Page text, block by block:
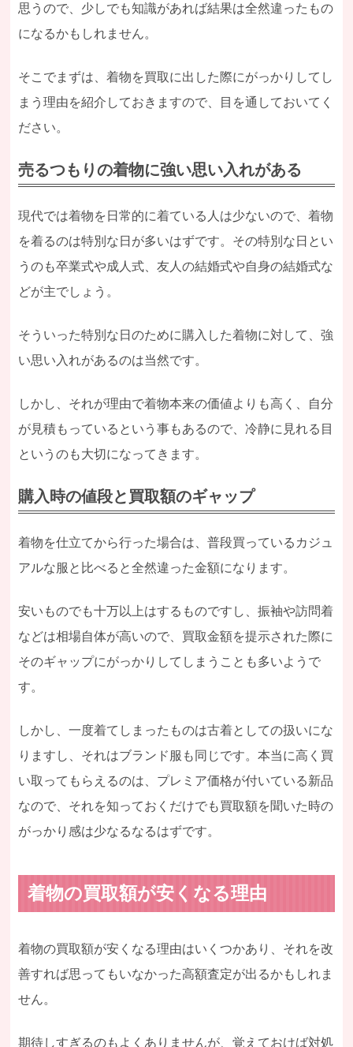
思うので、少しでも知識があれば結果は全然違ったもの
になるかもしれません。
そこでまずは、着物を買取に出した際にがっかりしてし
まう理由を紹介しておきますので、目を通しておいてく
ださい。
売るつもりの着物に強い思い入れがある
現代では着物を日常的に着ている人は少ないので、着物
を着るのは特別な日が多いはずです。その特別な日とい
うのも卒業式や成人式、友人の結婚式や自身の結婚式な
どが主でしょう。
そういった特別な日のために購入した着物に対して、強
い思い入れがあるのは当然です。
しかし、それが理由で着物本来の価値よりも高く、自分
が見積もっているという事もあるので、冷静に見れる目
というのも大切になってきます。
購入時の値段と買取額のギャップ
着物を仕立てから行った場合は、普段買っているカジュ
アルな服と比べると全然違った金額になります。
安いものでも十万以上はするものですし、振袖や訪問着
などは相場自体が高いので、買取金額を提示された際に
そのギャップにがっかりしてしまうことも多いようで
す。
しかし、一度着てしまったものは古着としての扱いにな
りますし、それはブランド服も同じです。本当に高く買
い取ってもらえるのは、プレミア価格が付いている新品
なので、それを知っておくだけでも買取額を聞いた時の
がっかり感は少なるなるはずです。
着物の買取額が安くなる理由
着物の買取額が安くなる理由はいくつかあり、それを改
善すれば思ってもいなかった高額査定が出るかもしれま
せん。
期待しすぎるのもよくありませんが、覚えておけば対処